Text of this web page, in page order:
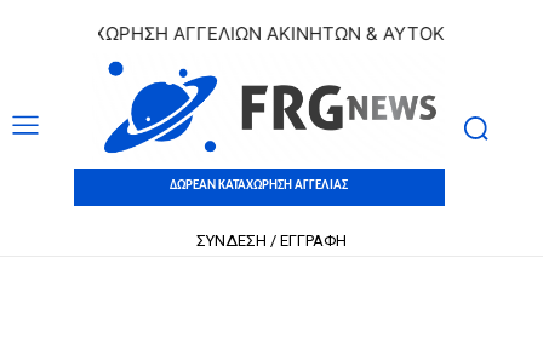
ΚΑΤΑΧΩΡΗΣΗ ΑΓΓΕΛΙΩΝ ΑΚΙΝΗΤΩΝ & ΑΥΤΟΚΙΝΗΤΩΝ |
ΔΩΡΕΑΝ ΚΑΤΑΧΩΡΗΣΗ ΑΓΓΕΛΙΑΣ
ΣΥΝΔΕΣΗ / ΕΓΓΡΑΦΗ